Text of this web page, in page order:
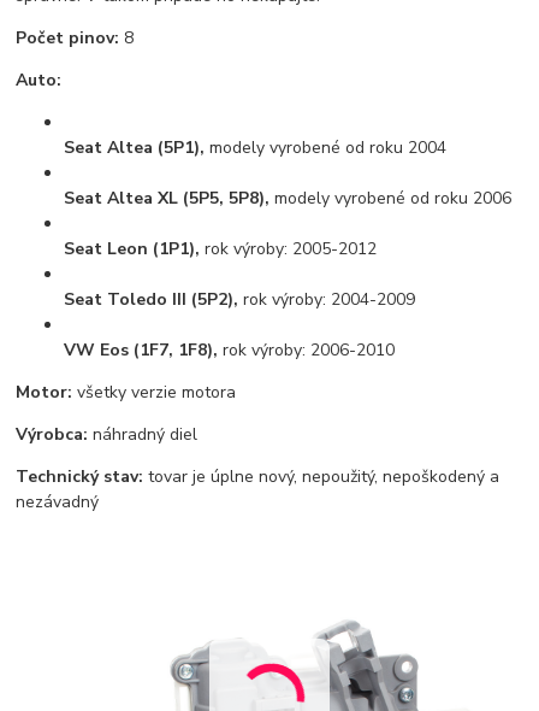
Počet pinov: 8
Auto:
Seat Altea (5P1), modely vyrobené od roku 2004
Seat Altea XL (5P5, 5P8), modely vyrobené od roku 2006
Seat Leon (1P1), rok výroby: 2005-2012
Seat Toledo III (5P2), rok výroby: 2004-2009
VW Eos (1F7, 1F8), rok výroby: 2006-2010
Motor: všetky verzie motora
Výrobca: náhradný diel
Technický stav: tovar je úplne nový, nepoužitý, nepoškodený a
nezávadný